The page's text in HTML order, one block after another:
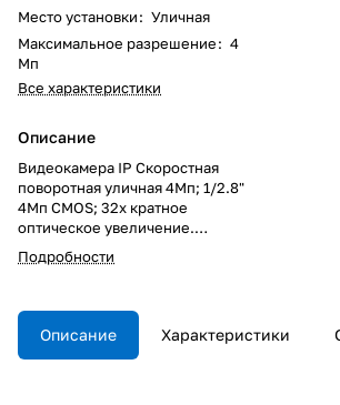
Место установки: Уличная
Максимальное разрешение: 4
Мп
Все характеристики
Описание
Видеокамера IP Скоростная
поворотная уличная 4Мп; 1/2.8"
4Mп CMOS; 32x кратное
оптическое увеличение.
Дальность ИК: 150 м; сжатие:
H.265+/H.265/H.264+/H.264;
трансляции видео: 4Мп (1~25к/
с); 3 потока. Чувствительность:
0.005 лк/F1.35, поддержка
Подробности
Описание Характеристики